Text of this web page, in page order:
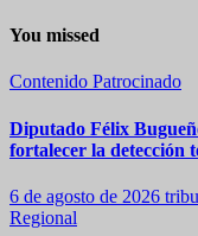
You missed
Contenido Patrocinado
Diputado Félix
fortalecer la detección
6 de agosto de 2026
Regional